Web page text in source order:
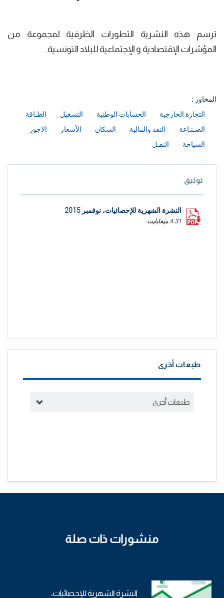
ترسم هذه النشرية التطورات الظرفية لمجموعة من
المؤشرات الإقتصادية و الإجتماعية للبلاد التونسية.
المحاور :
التجارة الخارجية
الحسابات الوطنية التشغيل
الطـاقة
الصـنـاعة
النقد والمالية السكان الأسعار
الاجور
السياحة
النقـل
توثيق
النشرة الشهرية للإحصائيات، نوفمبر 2015
4.31 ميغابايت
طبعات أخرى
طبعات أخرى
منشورات ذات صلة
النشرة الشهرية للإحصائيات،